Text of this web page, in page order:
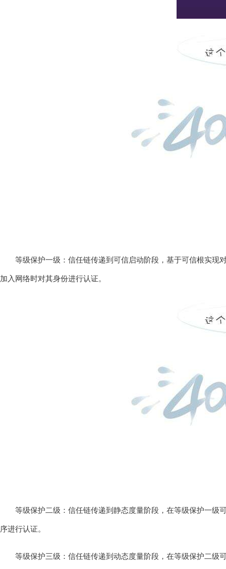
等级保护一级：信任链传递到可信启动阶段，基于可信根实
加入网络时对其身份进行认证。
等级保护二级：信任链传递到静态度量阶段，在等级保护一级
序进行认证。
等级保护三级：信任链传递到动态度量阶段，在等级保护二级